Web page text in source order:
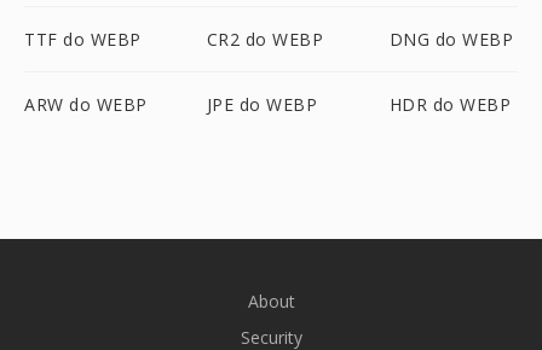
TTF do WEBP CR2 do WEBP DNG do WEBP
ARW do WEBP JPE do WEBP HDR do WEBP
About
Security